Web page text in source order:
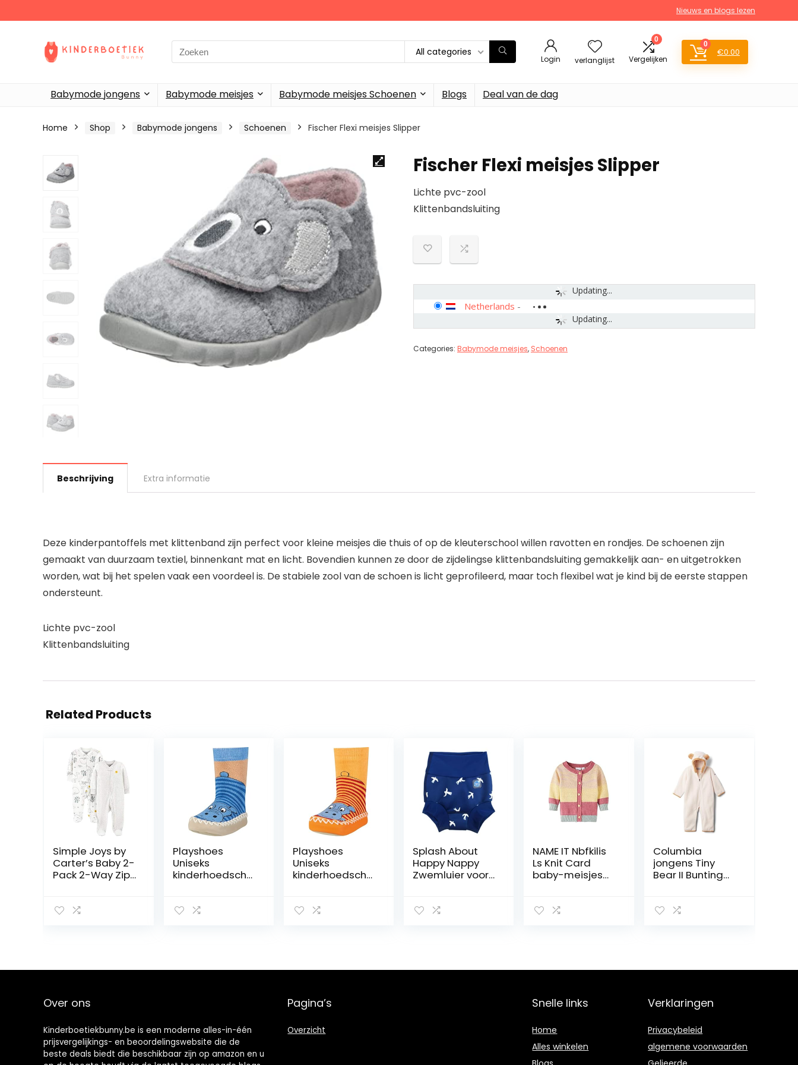
Nieuws en blogs lezen
Search
for:
All categories
Login verlanglijst
0
Vergelijken
0
€0.00
Babymode jongens Babymode meisjes Babymode meisjes Schoenen Blogs Deal van de dag
Home Shop Babymode jongens Schoenen Fischer Flexi meisjes Slipper
Fischer Flexi meisjes Slipper
Lichte pvc-zool
Klittenbandsluiting
Updating...
Updating...
Netherlands -
Categories: Babymode meisjes, Schoenen
Beschrijving Extra informatie
Deze kinderpantoffels met klittenband zijn perfect voor kleine meisjes die thuis of op de kleuterschool willen ravotten en rondjes. De schoenen zijn
gemaakt van duurzaam textiel, binnenkant mat en licht. Bovendien kunnen ze door de zijdelingse klittenbandsluiting gemakkelijk aan- en uitgetrokken
worden, wat bij het spelen vaak een voordeel is. De stabiele zool van de schoen is licht geprofileerd, maar toch flexibel wat je kind bij de eerste stappen
ondersteunt.
Lichte pvc-zool
Klittenbandsluiting
Related Products
Simple Joys by
Carter’s Baby 2-
Pack 2-Way Zip
uniseks-baby
Playshoes
Uniseks
kinderhoedscho
Playshoes
Uniseks
kinderhoedscho
rood., 27-30
Splash About
Happy Nappy
Zwemluier voor
Birds 12-24
NAME IT Nbfkilis
Ls Knit Card
baby-meisjes
Columbia
jongens Tiny
Bear II Bunting
Over ons
Kinderboetiekbunny.be is een moderne alles-in-één
prijsvergelijkings- en beoordelingswebsite die de
beste deals biedt die beschikbaar zijn op amazon en u
Pagina’s
Overzicht
Snelle links
Home
Alles winkelen
Verklaringen
Privacybeleid
algemene voorwaarden